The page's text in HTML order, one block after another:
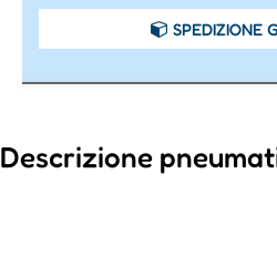
SPEDIZIONE
Descrizione